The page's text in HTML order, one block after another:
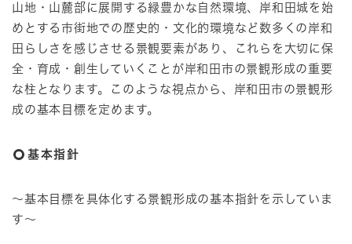
山地・山麓部に展開する緑豊かな自然環境、岸和田城を始
めとする市街地での歴史的・文化的環境など数多くの岸和
田らしさを感じさせる景観要素があり、これらを大切に保
全・育成・創生していくことが岸和田市の景観形成の重要
な柱となります。このような視点から、岸和田市の景観形
成の基本目標を定めます。
基本指針
～基本目標を具体化する景観形成の基本指針を示していま
す～